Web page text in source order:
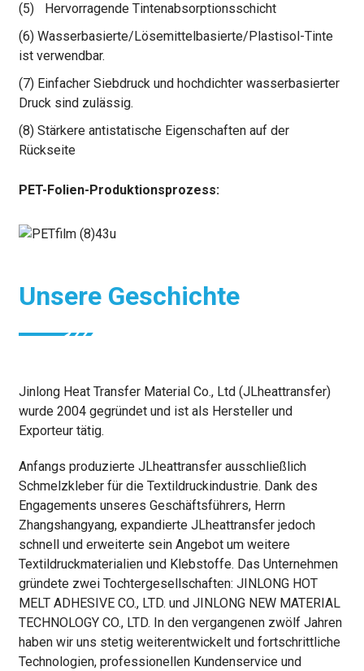
(5)
Hervorragende Tintenabsorptionsschicht
(6) Wasserbasierte/Lösemittelbasierte/Plastisol-Tinte
ist verwendbar.
(7) Einfacher Siebdruck und hochdichter wasserbasierter
Druck sind zulässig.
(8) Stärkere antistatische Eigenschaften auf der
Rückseite
PET-Folien-Produktionsprozess:
Unsere Geschichte
Jinlong Heat Transfer Material Co., Ltd (JLheattransfer)
wurde 2004 gegründet und ist als Hersteller und
Exporteur tätig.
Anfangs produzierte JLheattransfer ausschließlich
Schmelzkleber für die Textildruckindustrie. Dank des
Engagements unseres Geschäftsführers, Herrn
Zhangshangyang, expandierte JLheattransfer jedoch
schnell und erweiterte sein Angebot um weitere
Textildruckmaterialien und Klebstoffe. Das Unternehmen
gründete zwei Tochtergesellschaften: JINLONG HOT
MELT ADHESIVE CO., LTD. und JINLONG NEW MATERIAL
TECHNOLOGY CO., LTD. In den vergangenen zwölf Jahren
haben wir uns stetig weiterentwickelt und fortschrittliche
Technologien, professionellen Kundenservice und